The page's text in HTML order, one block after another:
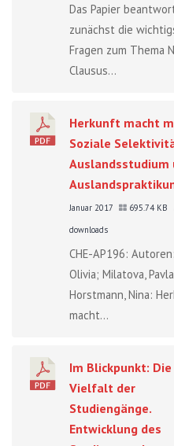
Das Papier
zunächst die
Fragen zum Thema
Clausus...
Herkunft macht
Soziale
Auslandsstudium
Januar 2017
695.74 KB
downloads
CHE-AP196:
Olivia; Milatova,
Horstmann, Nina:
macht...
Im Blickpunkt: Die
Vielfalt der
Studiengänge.
Entwicklung des